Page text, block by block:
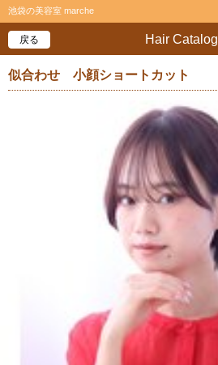
池袋の美容室 marche
Hair Catalog
戻る
似合わせ 小顔ショートカット